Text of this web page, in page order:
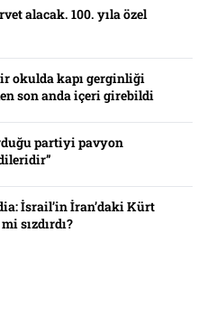
alacak. 100. yıla özel
okulda kapı gerginliği
son anda içeri girebildi
partiyi pavyon
İsrail’in İran’daki Kürt
sızdırdı?